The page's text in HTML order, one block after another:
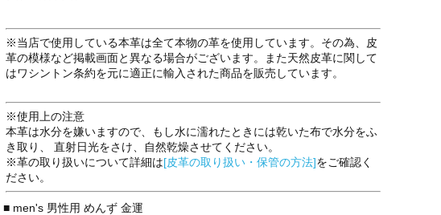
※当店で使用している本革は全て本物の革を使用しています。その為、皮
革の模様など掲載画面と異なる場合がございます。また天然皮革に関して
はワシントン条約を元に適正に輸入された商品を販売しています。
※使用上の注意
本革は水分を嫌いますので、もし水に濡れたときには乾いた布で水分をふ
き取り、 直射日光をさけ、自然乾燥させてください。
※革の取り扱いについて詳細は[皮革の取り扱い・保管の方法]をご確認く
ださい。
■ men's 男性用 めんず 金運